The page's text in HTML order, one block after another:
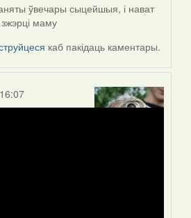
ўвечары сыцейшыя, і нават
маму
каб пакідаць каментары.